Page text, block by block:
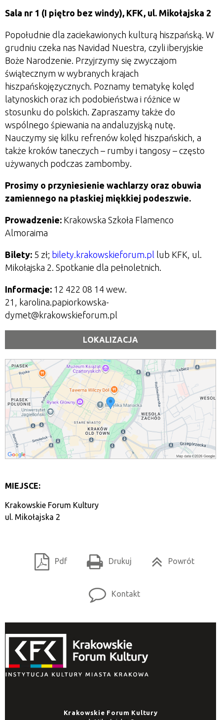
Sala nr 1 (I piętro bez windy), KFK, ul. Mikołajska 2
Popołudnie dla zaciekawionych kulturą hiszpańską. W
grudniu czeka nas Navidad Nuestra, czyli iberyjskie
Boże Narodzenie. Przyjrzymy się zwyczajom
świątecznym w wybranych krajach
hiszpańskojęzycznych. Poznamy tematykę kolęd
latynoskich oraz ich podobieństwa i różnice w
stosunku do polskich. Zapraszamy także do
wspólnego śpiewania na andaluzyjską nutę.
Nauczymy się kilku refrenów kolęd hiszpańskich, a
także kroków taneczych – rumby i tangosy – często
używanych podczas zambomby.
Prosimy o przyniesienie wachlarzy oraz obuwia
zamiennego na płaskiej miękkiej podeszwie.
Prowadzenie: Krakowska Szkoła Flamenco
Almoraima
Bilety: 5 zł; bilety.krakowskieforum.pl lub KFK, ul.
Mikołajska 2. Spotkanie dla pełnoletnich.
Informacje: 12 422 08 14 wew.
21, karolina.papiorkowska-
dymet@krakowskieforum.pl
LOKALIZACJA
MIEJSCE:
Krakowskie Forum Kultury
ul. Mikołajska 2
Pdf Drukuj Powrót
Kontakt
Krakowskie Forum Kultury